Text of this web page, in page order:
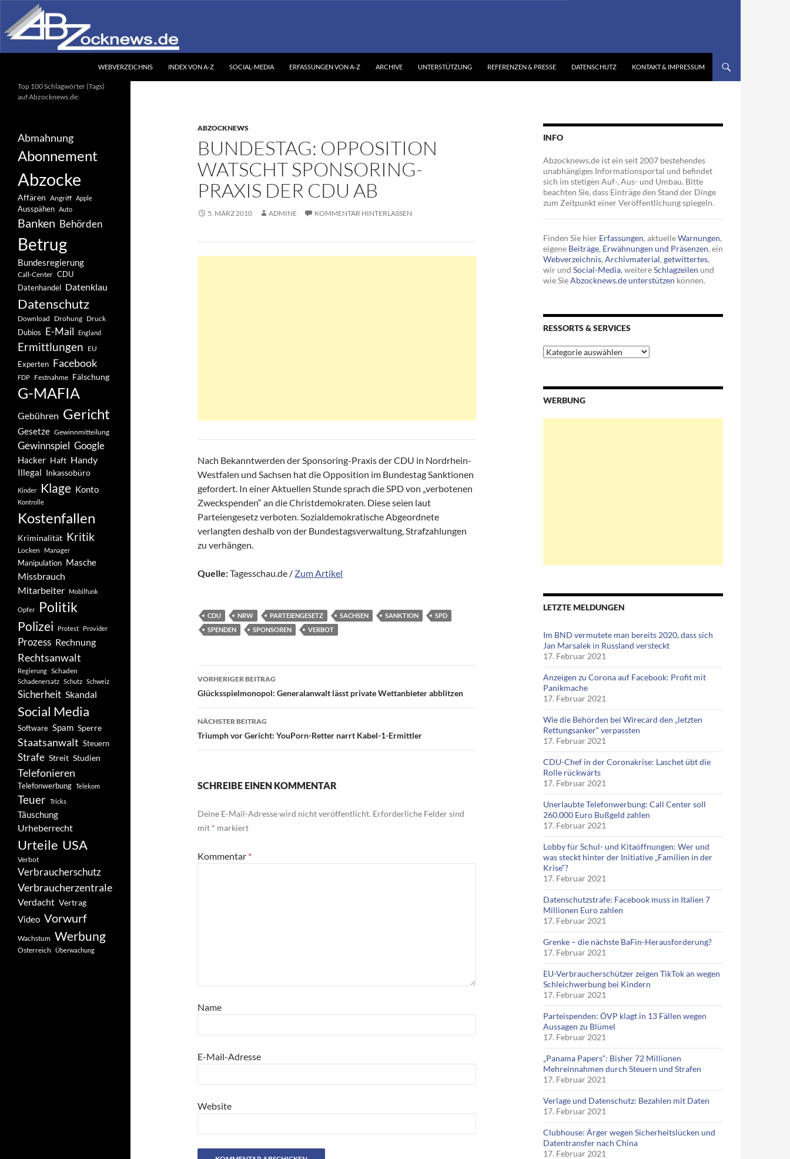
Inhalt
springen
WEBVERZEICHNIS INDEX VON A-Z SOCIAL-MEDIA ERFASSUNGEN VON A-Z ARCHIVE UNTERSTÜTZUNG REFERENZEN & PRESSE DATENSCHUTZ KONTAKT & IMPRESSUM
ABZOCKNEWS
BUNDESTAG: OPPOSITION
WATSCHT SPONSORING-
PRAXIS DER CDU AB
5. MÄRZ 2010 ADMINE KOMMENTAR HINTERLASSEN
Nach Bekanntwerden der Sponsoring-Praxis der CDU in Nordrhein-
Westfalen und Sachsen hat die Opposition im Bundestag Sanktionen
gefordert. In einer Aktuellen Stunde sprach die SPD von „verbotenen
Zweckspenden“ an die Christdemokraten. Diese seien laut
Parteiengesetz verboten. Sozialdemokratische Abgeordnete
verlangten deshalb von der Bundestagsverwaltung, Strafzahlungen
zu verhängen.
Quelle:Tagesschau.de / Zum Artikel
CDU NRW PARTEIENGESETZ SACHSEN SANKTION
SPD
SPENDEN
SPONSOREN VERBOT
Beitragsnavigation
VORHERIGER BEITRAG
Glücksspielmonopol: Generalanwalt lässt private Wettanbieter abblitzen
NÄCHSTER BEITRAG
Triumph vor Gericht: YouPorn-Retter narrt Kabel-1-Ermittler
SCHREIBE EINEN KOMMENTAR
Deine E-Mail-Adresse wird nicht veröffentlicht. Erforderliche Felder sind
mit * markiert
Kommentar *
Name
E-Mail-Adresse
Website
INFO
Abzocknews.de ist ein seit 2007 bestehendes
unabhängiges Informationsportal und befindet
sich im stetigen Auf-, Aus- und Umbau. Bitte
beachten Sie, dass Einträge den Stand der Dinge
zum Zeitpunkt einer Veröffentlichung spiegeln.
Finden Sie hier Erfassungen, aktuelleWarnungen,
eigene Beiträge, Erwähnungen und Präsenzen, ein
Webverzeichnis, Archivmaterial, getwittertes,
wir und Social-Media, weitereSchlagzeilen und
wie SieAbzocknews.de unterstützen können.
RESSORTS & SERVICES
Ressorts
&
WERBUNG
LETZTE MELDUNGEN
Im BND vermutete man bereits 2020, dass sich
Jan Marsalek in Russland versteckt
17. Februar 2021
Anzeigen zu Corona auf Facebook: Profit mit
Panikmache
17. Februar 2021
Wie die Behörden bei Wirecard den „letzten
Rettungsanker“ verpassten
17. Februar 2021
CDU-Chef in der Coronakrise: Laschet übt die
Rolle rückwärts
17. Februar 2021
Unerlaubte Telefonwerbung: Call Center soll
260.000 Euro Bußgeld zahlen
17. Februar 2021
Lobby für Schul- und Kitaöffnungen: Wer und
was steckt hinter der Initiative „Familien in der
Krise“?
17. Februar 2021
Datenschutzstrafe: Facebook muss in Italien 7
Millionen Euro zahlen
17. Februar 2021
Grenke – die nächste BaFin-Herausforderung?
17. Februar 2021
EU-Verbraucherschützer zeigen TikTok an wegen
Schleichwerbung bei Kindern
17. Februar 2021
Parteispenden: ÖVP klagt in 13 Fällen wegen
Aussagen zu Blümel
17. Februar 2021
„Panama Papers“: Bisher 72 Millionen
Mehreinnahmen durch Steuern und Strafen
17. Februar 2021
Verlage und Datenschutz: Bezahlen mit Daten
17. Februar 2021
Clubhouse: Ärger wegen Sicherheitslücken und
Datentransfer nach China
17. Februar 2021
Ihr unabhängiges
Informationsportal
Top 100 Schlagwörter (Tags)
auf Abzocknews.de:
Abmahnung
Abonnement
Abzocke
Affären Angriff Apple
Ausspähen Auto
Banken Behörden
Betrug
Bundesregierung
Call-Center CDU
Datenhandel Datenklau
Datenschutz
Download Drohung Druck
Dubios E-Mail England
Ermittlungen EU
Experten Facebook
FDP Festnahme Fälschung
G-MAFIA
Gebühren Gericht
Gesetze Gewinnmitteilung
Gewinnspiel Google
Hacker Haft Handy
Illegal Inkassobüro
Kinder Klage Konto
Kontrolle
Kostenfallen
Kriminalität Kritik
Locken Manager
Manipulation Masche
Missbrauch
Mitarbeiter
Mobilfunk
Opfer Politik
Polizei Protest Provider
Prozess Rechnung
Rechtsanwalt
Regierung Schaden
Schadenersatz Schutz Schweiz
Sicherheit Skandal
Social Media
Software Spam Sperre
Staatsanwalt Steuern
Strafe Streit Studien
Telefonieren
Telefonwerbung Telekom
Teuer Tricks
Täuschung
Urheberrecht
Urteile USA
Verbot
Verbraucherschutz
Verbraucherzentrale
Verdacht Vertrag
Video Vorwurf
Wachstum Werbung
Österreich Überwachung